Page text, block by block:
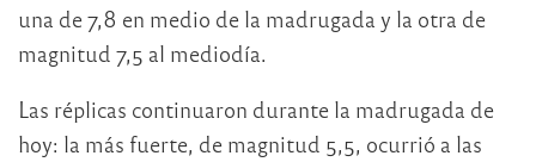
una de 7,8 en medio de la madrugada y la otra de
magnitud 7,5 al mediodía.
Las réplicas continuaron durante la madrugada de
hoy: la más fuerte, de magnitud 5,5, ocurrió a las